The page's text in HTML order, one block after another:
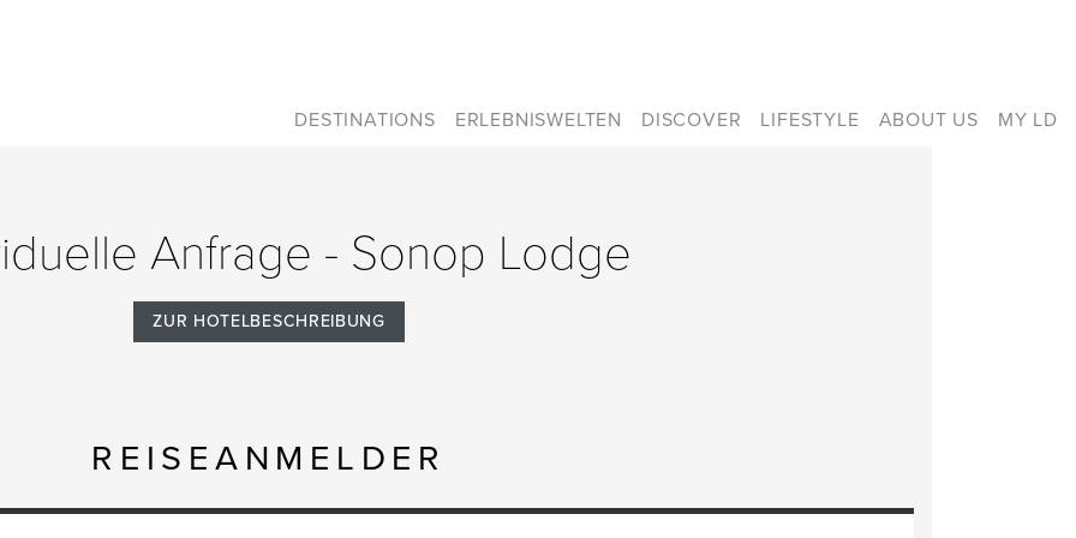
DESTINATIONS ERLEBNISWELTEN DISCOVER LIFESTYLE ABOUT US MY LD
Anfrage - Sonop Lodge
ZUR HOTELBESCHREIBUNG
REISEANMELDER